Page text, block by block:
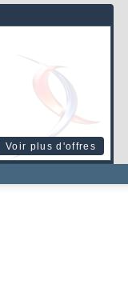
Voir plus d'offres